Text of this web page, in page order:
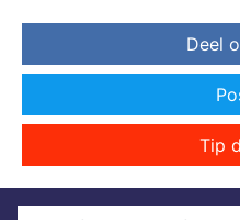
Deel
Tip